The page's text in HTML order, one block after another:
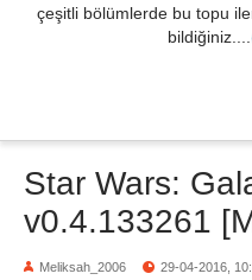
çeşitli bölümlerde bu topu
bildiğiniz....
Star Wars:
v0.4.133261
Meliksah_2006 29-04-2016,